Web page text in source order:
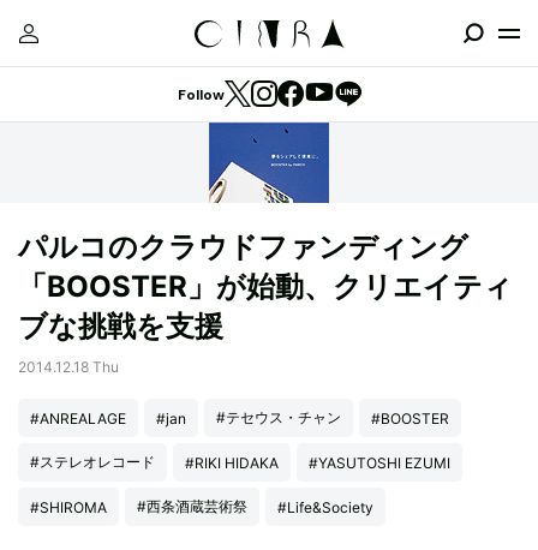
Follow
パルコのクラウドファンディング
「BOOSTER」が始動、クリエイティ
ブな挑戦を支援
2014.12.18 Thu
#ANREALAGE #jan #テセウス・チャン #BOOSTER
#ステレオレコード #RIKI HIDAKA #YASUTOSHI EZUMI
#SHIROMA #西条酒蔵芸術祭 #Life&Society